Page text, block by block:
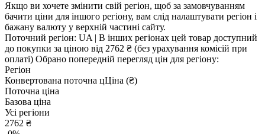
Якщо ви хочете змінити свій регіон, щоб за замовчуванням
бачити ціни для іншого регіону, вам слід налаштувати регіон і
бажану валюту у верхній частині сайту.
Поточний регіон: UA | В інших регіонах цей товар доступний
до покупки за ціною від 2762 ₴ (без урахування комісій при
оплаті) Обрано попередній перегляд цін для регіону:
Регіон
Конвертована поточна цЦіна (₴)
Поточна ціна
Базова ціна
Усі регіони
2762 ₴